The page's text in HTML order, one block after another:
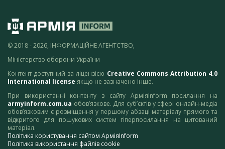
© 2018 - 2026, ІНФОРМАЦІЙНЕ АГЕНТСТВО,
Міністерство оборони України
Контент доступний за ліцензією Creative Commons Attribution 4.0
International license якщо не зазначено інше.
При використанні контенту з сайту АрміяInform посилання на
armyinform.com.ua обов’язкове. Для суб’єктів у сфері онлайн-медіа
обов’язковим є розміщення у першому абзаці матеріалу прямого та
відкритого для пошукових систем гіперпосилання на цитований
матеріал.
Політика користування сайтом АрміяInform
Політика використання файлів cookie